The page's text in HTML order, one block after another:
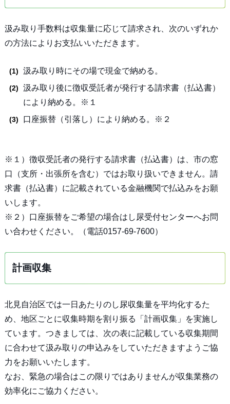
汲み取り手数料は収集量に応じて請求され、次のいずれか
の方法によりお支払いいただきます。
汲み取り時にその場で現金で納める。
汲み取り後に徴収受託者が発行する請求書（払込書）
により納める。※１
口座振替（引落し）により納める。※２
※１）徴収受託者の発行する請求書（払込書）は、市の窓
口（支所・出張所を含む）ではお取り扱いできません。請
求書（払込書）に記載されている金融機関で払込みをお願
いします。
※２）口座振替をご希望の場合はし尿受付センターへお問
い合わせください。（電話0157-69-7600）
計画収集
北見自治区では一日あたりのし尿収集量を平均化するた
め、地区ごとに収集時期を割り振る「計画収集」を実施し
ています。つきましては、次の表に記載している収集期間
に合わせて汲み取りの申込みをしていただきますようご協
力をお願いいたします。
なお、緊急の場合はこの限りではありませんが収集業務の
効率化にご協力ください。